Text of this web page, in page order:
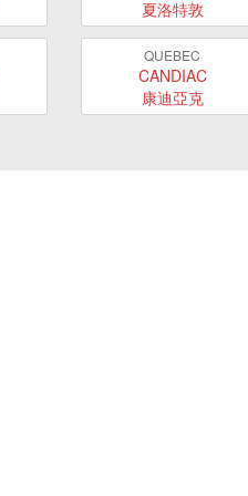
夏洛特敦
QUEBEC
CANDIAC
康迪亞克